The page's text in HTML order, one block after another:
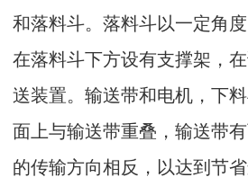
和落料斗。落料斗以一定角度
在落料斗下方设有支撑架，
送装置。输送带和电机，下
面上与输送带重叠，输送带
的传输方向相反，以达到节